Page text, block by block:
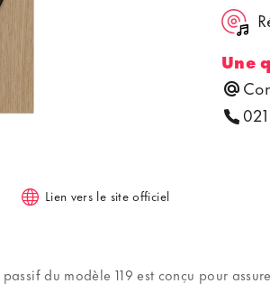
Une
du modèle 119 est conçu pour
Lien vers le site officiel